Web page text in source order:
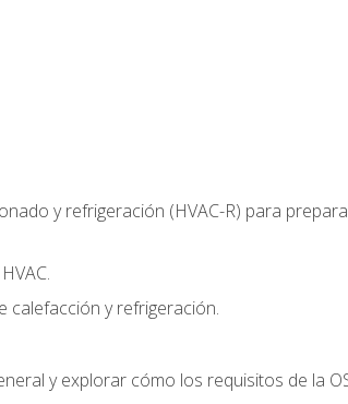
y refrigeración (HVAC-R) para
calefacción y refrigeración.
y explorar cómo los requisitos de la